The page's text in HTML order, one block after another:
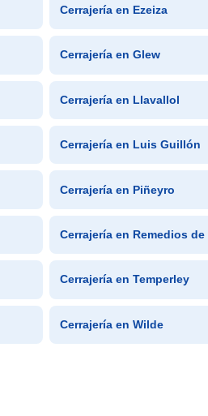
Cerrajería en Ezeiza
Cerrajería en Glew
Cerrajería en Llavallol
Cerrajería en Luis Guillón
Cerrajería en Piñeyro
Cerrajería en Remedios
Cerrajería en Temperley
Cerrajería en Wilde